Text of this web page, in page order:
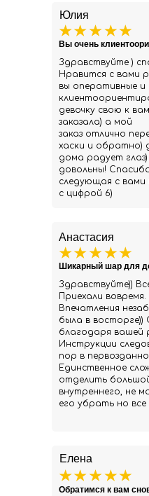
Елена
Обратимся к вам
Юлия
Здравствуйте )
Нравится с вами
вы оперативные и
девочку свою к
заказала) а мой
заказ отлично
хаски и обратно)
дома радует
довольны!
следующая с вами
с цифрой 6)
Вы очень
Анастасия
Здравствуйте))
Приехали
Впечатления
была в восторге))
благодаря вашей
Инструкции
пор в
Единственное
отделить
внутреннего, не
его убрать но все
Шикарный шар для